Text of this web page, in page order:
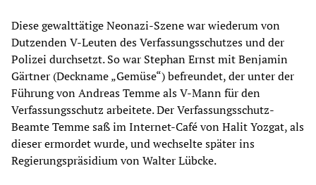
Diese gewalttätige Neonazi-Szene war wiederum von
Dutzenden V-Leuten des Verfassungsschutzes und der
Polizei durchsetzt. So war Stephan Ernst mit Benjamin
Gärtner (Deckname „Gemüse“) befreundet, der unter der
Führung von Andreas Temme als V-Mann für den
Verfassungsschutz arbeitete. Der Verfassungsschutz-
Beamte Temme saß im Internet-Café von Halit Yozgat, als
dieser ermordet wurde, und wechselte später ins
Regierungspräsidium von Walter Lübcke.